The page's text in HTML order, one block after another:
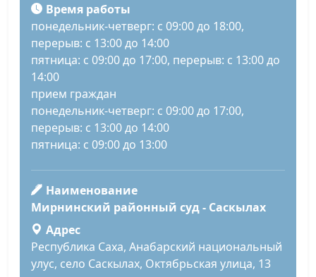
Время работы
понедельник-четверг: с 09:00 до 18:00,
перерыв: с 13:00 до 14:00
пятница: с 09:00 до 17:00, перерыв: с 13:00 до
14:00
прием граждан
понедельник-четверг: с 09:00 до 17:00,
перерыв: с 13:00 до 14:00
пятница: с 09:00 до 13:00
Наименование
Мирнинский районный суд - Саскылах
Адрес
Республика Саха, Анабарский национальный
улус, село Саскылах, Октябрьская улица, 13